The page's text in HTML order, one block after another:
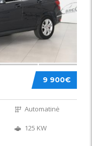
9 900€
Automatinė
125 KW